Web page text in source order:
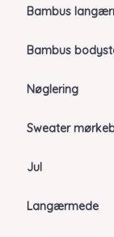
Bambus
Bambus
Nøglering
Sweater
Jul
Langærmede